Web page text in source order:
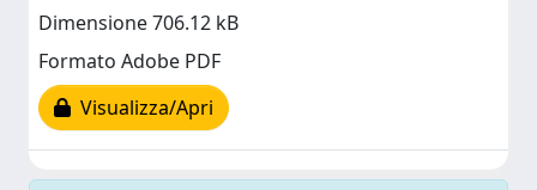
Dimensione 706.12 kB
Formato Adobe PDF
Visualizza/Apri